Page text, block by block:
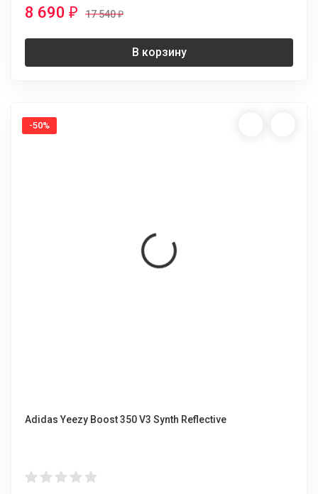
8 690 ₽ 17 540₽
В корзину
-50%
Adidas Yeezy Boost 350 V3 Synth Reflective